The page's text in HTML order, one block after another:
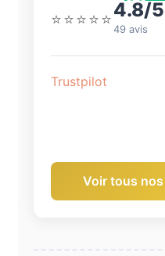
⭐⭐⭐⭐⭐4.8/5
49 avis
Trustpilot
Voir tous